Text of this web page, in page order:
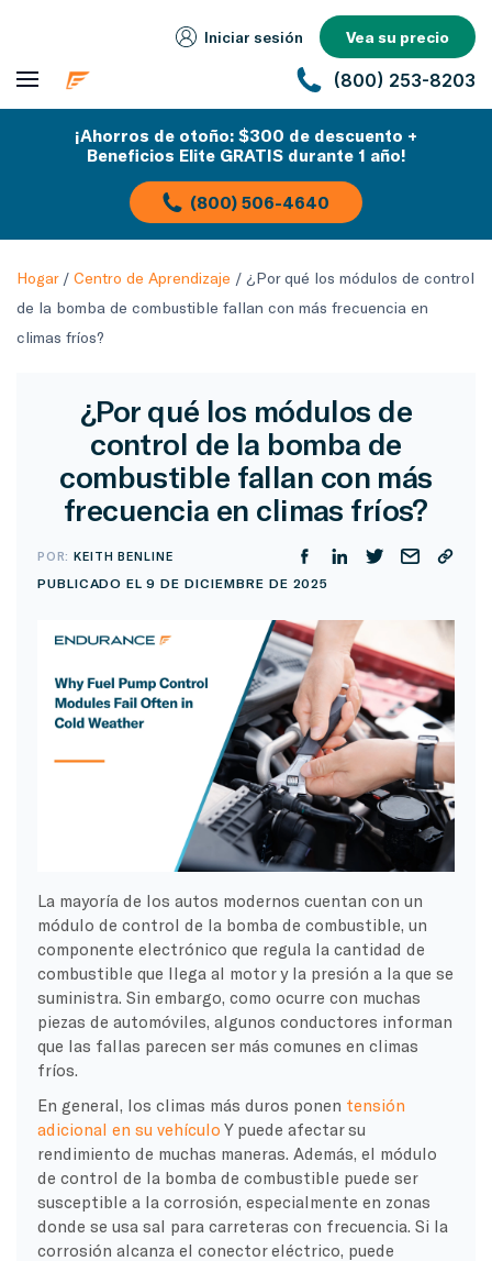
Iniciar sesión Vea su precio
(800) 253-8203
¡Ahorros de otoño: $300 de descuento +
Beneficios Elite GRATIS durante 1 año!
(800) 506-4640
Hogar/ Centro de Aprendizaje / ¿Por qué los módulos de control
de la bomba de combustible fallan con más frecuencia en
climas fríos?
¿Por qué los módulos de
control de la bomba de
combustible fallan con más
frecuencia en climas fríos?
POR:KEITH BENLINE
PUBLICADO EL 9 DE DICIEMBRE DE 2025
La mayoría de los autos modernos cuentan con un
módulo de control de la bomba de combustible, un
componente electrónico que regula la cantidad de
combustible que llega al motor y la presión a la que se
suministra. Sin embargo, como ocurre con muchas
piezas de automóviles, algunos conductores informan
que las fallas parecen ser más comunes en climas
fríos.
En general, los climas más duros ponen tensión
adicional en su vehículo Y puede afectar su
rendimiento de muchas maneras. Además, el módulo
de control de la bomba de combustible puede ser
susceptible a la corrosión, especialmente en zonas
donde se usa sal para carreteras con frecuencia. Si la
corrosión alcanza el conector eléctrico, puede